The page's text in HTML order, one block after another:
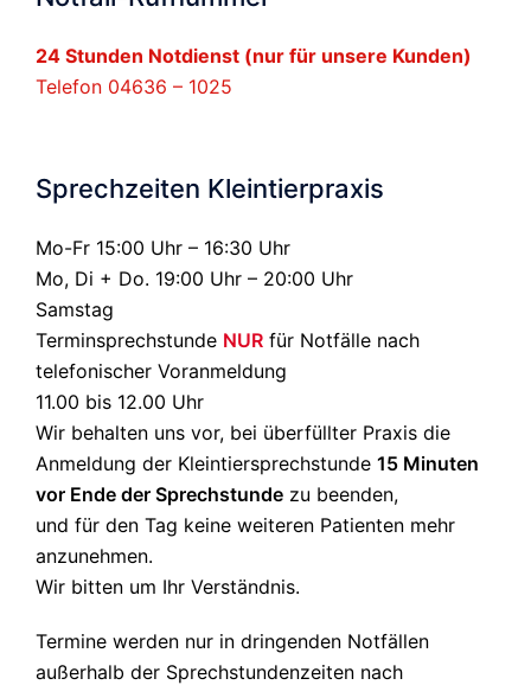
24 Stunden Notdienst (nur für unsere Kunden)
Telefon 04636 – 1025
Sprechzeiten Kleintierpraxis
Mo-Fr 15:00 Uhr – 16:30 Uhr
Mo, Di + Do. 19:00 Uhr – 20:00 Uhr
Samstag
Terminsprechstunde NUR für Notfälle nach
telefonischer Voranmeldung
11.00 bis 12.00 Uhr
Wir behalten uns vor, bei überfüllter Praxis die
Anmeldung der Kleintiersprechstunde 15 Minuten
vor Ende der Sprechstunde zu beenden,
und für den Tag keine weiteren Patienten mehr
anzunehmen.
Wir bitten um Ihr Verständnis.
Termine werden nur in dringenden Notfällen
außerhalb der Sprechstundenzeiten nach